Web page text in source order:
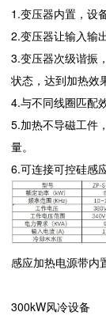
1.变压器内置，设
2.变压器让输入输
3.变压器次级谐振
状态，达到加热效
4.与不同线圈匹配
5.加热不导磁工件
量。
6.可连接可控硅感
感应加热电源带内
300kW风冷设备